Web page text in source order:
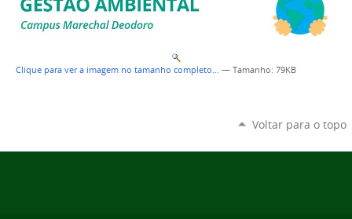
Clique para ver a imagem no tamanho completo… — Tamanho: 79KB
Voltar para o topo